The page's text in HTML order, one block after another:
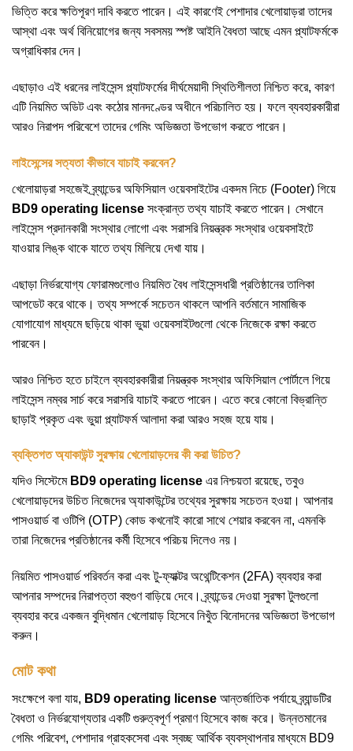
ভিত্তি করে ক্ষতিপূরণ দাবি করতে পারেন। এই কারণেই পেশাদার খেলোয়াড়রা তাদের
আস্থা এবং অর্থ বিনিয়োগের জন্য সবসময় স্পষ্ট আইনি বৈধতা আছে এমন প্ল্যাটফর্মকে
অগ্রাধিকার দেন।
এছাড়াও এই ধরনের লাইসেন্স প্ল্যাটফর্মের দীর্ঘমেয়াদী স্থিতিশীলতা নিশ্চিত করে, কারণ
এটি নিয়মিত অডিট এবং কঠোর মানদণ্ডের অধীনে পরিচালিত হয়। ফলে ব্যবহারকারীরা
আরও নিরাপদ পরিবেশে তাদের গেমিং অভিজ্ঞতা উপভোগ করতে পারেন।
লাইসেন্সের সত্যতা কীভাবে যাচাই করবেন?
খেলোয়াড়রা সহজেই ব্র্যান্ডের অফিসিয়াল ওয়েবসাইটের একদম নিচে (Footer) গিয়ে
BD9 operating license সংক্রান্ত তথ্য যাচাই করতে পারেন। সেখানে
লাইসেন্স প্রদানকারী সংস্থার লোগো এবং সরাসরি নিয়ন্ত্রক সংস্থার ওয়েবসাইটে
যাওয়ার লিঙ্ক থাকে যাতে তথ্য মিলিয়ে দেখা যায়।
এছাড়া নির্ভরযোগ্য ফোরামগুলোও নিয়মিত বৈধ লাইসেন্সধারী প্রতিষ্ঠানের তালিকা
আপডেট করে থাকে। তথ্য সম্পর্কে সচেতন থাকলে আপনি বর্তমানে সামাজিক
যোগাযোগ মাধ্যমে ছড়িয়ে থাকা ভুয়া ওয়েবসাইটগুলো থেকে নিজেকে রক্ষা করতে
পারবেন।
আরও নিশ্চিত হতে চাইলে ব্যবহারকারীরা নিয়ন্ত্রক সংস্থার অফিসিয়াল পোর্টালে গিয়ে
লাইসেন্স নম্বর সার্চ করে সরাসরি যাচাই করতে পারেন। এতে করে কোনো বিভ্রান্তি
ছাড়াই প্রকৃত এবং ভুয়া প্ল্যাটফর্ম আলাদা করা আরও সহজ হয়ে যায়।
ব্যক্তিগত অ্যাকাউন্ট সুরক্ষায় খেলোয়াড়দের কী করা উচিত?
যদিও সিস্টেমে BD9 operating license এর নিশ্চয়তা রয়েছে, তবুও
খেলোয়াড়দের উচিত নিজেদের অ্যাকাউন্টের তথ্যের সুরক্ষায় সচেতন হওয়া। আপনার
পাসওয়ার্ড বা ওটিপি (OTP) কোড কখনোই কারো সাথে শেয়ার করবেন না, এমনকি
তারা নিজেদের প্রতিষ্ঠানের কর্মী হিসেবে পরিচয় দিলেও নয়।
নিয়মিত পাসওয়ার্ড পরিবর্তন করা এবং টু-ফ্যাক্টর অথেন্টিকেশন (2FA) ব্যবহার করা
আপনার সম্পদের নিরাপত্তা বহুগুণ বাড়িয়ে দেবে। ব্র্যান্ডের দেওয়া সুরক্ষা টুলগুলো
ব্যবহার করে একজন বুদ্ধিমান খেলোয়াড় হিসেবে নিখুঁত বিনোদনের অভিজ্ঞতা উপভোগ
করুন।
মোট কথা
সংক্ষেপে বলা যায়, BD9 operating license আন্তর্জাতিক পর্যায়ে ব্র্যান্ডটির
বৈধতা ও নির্ভরযোগ্যতার একটি গুরুত্বপূর্ণ প্রমাণ হিসেবে কাজ করে। উন্নতমানের
গেমিং পরিবেশ, পেশাদার গ্রাহকসেবা এবং স্বচ্ছ আর্থিক ব্যবস্থাপনার মাধ্যমে BD9